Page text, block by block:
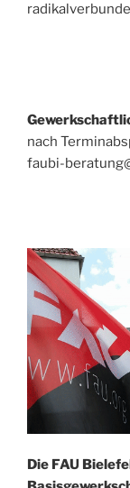
nach
faubi-
Die FAU